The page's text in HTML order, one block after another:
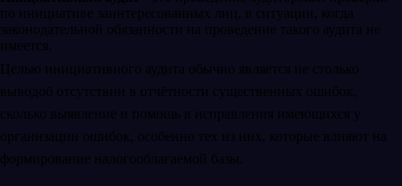
по инициативе заинтересованных лиц, в ситуации, когда
законодательной обязанности на проведение такого аудита не
имеется.
Целью инициативного аудита обычно является не столько
выводоб отсутствии в отчётности существенных ошибок,
сколько выявление и помощь в исправления имеющихся у
организации ошибок, особенно тех из них, которые влияют на
формирование налогооблагаемой базы.